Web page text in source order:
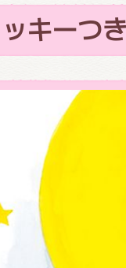
キーつ
ーション
ョン